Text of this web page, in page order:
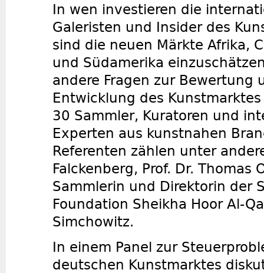
In wen investieren die
Galeristen und Insider des
sind die neuen Märkte Afrika,
und Südamerika
andere Fragen zur Bewertung
Entwicklung des
30 Sammler, Kuratoren und
Experten aus kunstnahen
Referenten zählen unter
Falckenberg, Prof. Dr. Thomas
Sammlerin und Direktorin der
Foundation Sheikha Hoor Al-
Simchowitz.
In einem Panel zur
deutschen Kunstmarktes